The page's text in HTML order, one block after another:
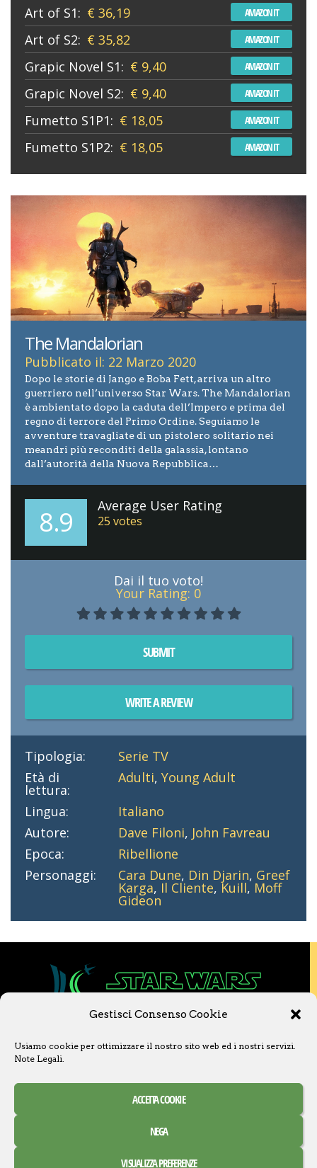
Gestisci Consenso Cookie
Usiamo cookie per ottimizzare il nostro sito web ed i nostri servizi.
Note Legali.
ACCETTA COOKIE
NEGA
VISUALIZZA PREFERENZE
Art of S1: € 36,19 AMAZON IT
Art of S2: € 35,82 AMAZON IT
Grapic Novel S1: € 9,40 AMAZON IT
Grapic Novel S2: € 9,40 AMAZON IT
Fumetto S1P1: € 18,05 AMAZON IT
Fumetto S1P2: € 18,05 AMAZON IT
The Mandalorian
Pubblicato il: 22 Marzo 2020
Dopo le storie di Jango e Boba Fett, arriva un altro
guerriero nell’universo Star Wars. The Mandalorian
è ambientato dopo la caduta dell’Impero e prima del
regno di terrore del Primo Ordine. Seguiamo le
avventure travagliate di un pistolero solitario nei
meandri più reconditi della galassia, lontano
dall’autorità della Nuova Repubblica…
8.9 Average User Rating
25 votes
Dai il tuo voto!
Your Rating: 0
SUBMIT
WRITE A REVIEW
Tipologia:
Serie TV
Età di
lettura:
Adulti,Young Adult
Lingua:
Italiano
Autore:
Dave Filoni, John Favreau
Epoca:
Ribellione
Personaggi:
Cara Dune, Din Djarin, Greef
Karga, Il Cliente,Kuill, Moff
Gideon
Questo sito non è collegato a Lucasfilm LTD o
a The Walt Disney Company o ad altre
Ogni nome, titolo, immagine o qualsiasi altra
forma, appartiene ai propri detentori.
Contatti
Creative Commons Attribuzione – Non commerciale –